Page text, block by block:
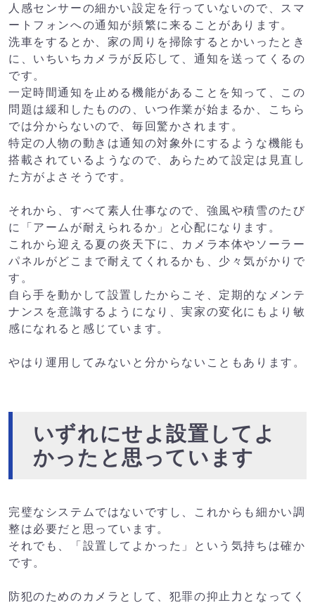
人感センサーの細かい設定を行っていないので、スマ
ートフォンへの通知が頻繁に来ることがあります。
洗車をするとか、家の周りを掃除するとかいったとき
に、いちいちカメラが反応して、通知を送ってくるの
です。
一定時間通知を止める機能があることを知って、この
問題は緩和したものの、いつ作業が始まるか、こちら
では分からないので、毎回驚かされます。
特定の人物の動きは通知の対象外にするような機能も
搭載されているようなので、あらためて設定は見直し
た方がよさそうです。
それから、すべて素人仕事なので、強風や積雪のたび
に「アームが耐えられるか」と心配になります。
これから迎える夏の炎天下に、カメラ本体やソーラー
パネルがどこまで耐えてくれるかも、少々気がかりで
す。
自ら手を動かして設置したからこそ、定期的なメンテ
ナンスを意識するようになり、実家の変化にもより敏
感になれると感じています。
やはり運用してみないと分からないこともあります。
いずれにせよ設置してよ
かったと思っています
完璧なシステムではないですし、これからも細かい調
整は必要だと思っています。
それでも、「設置してよかった」という気持ちは確か
です。
防犯のためのカメラとして、犯罪の抑止力となってく